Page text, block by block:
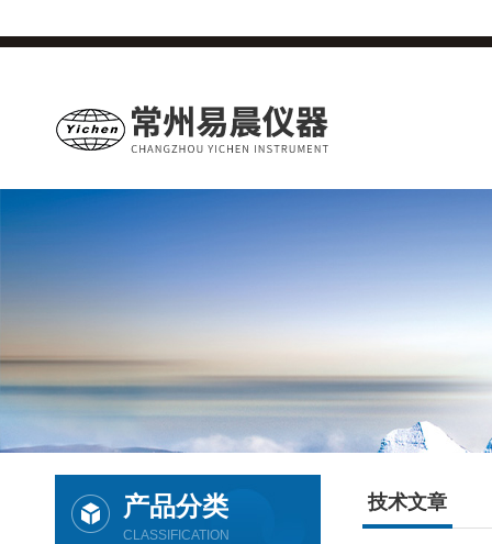
产品分类
CLASSIFICATION
技术文章